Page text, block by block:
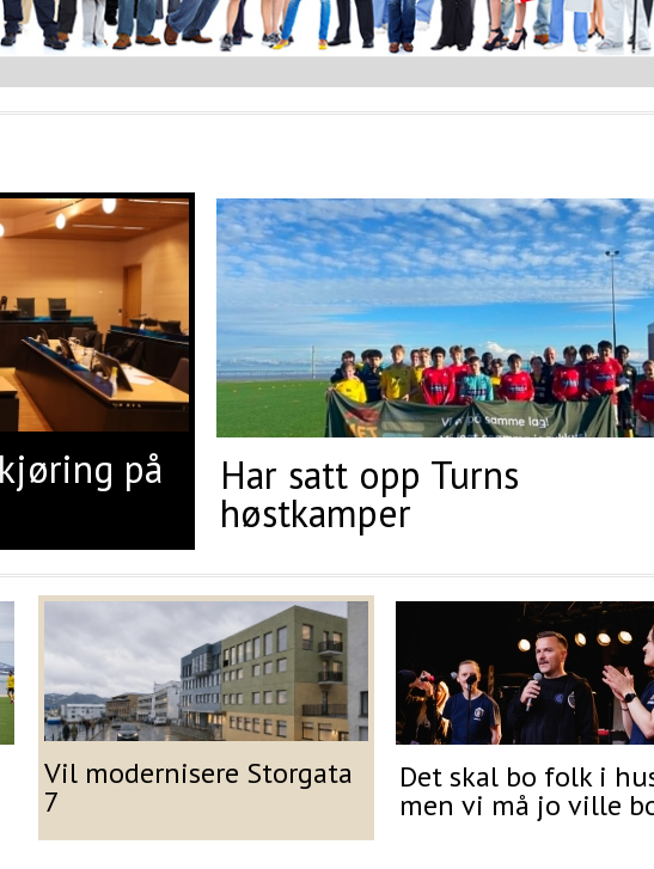
på Har satt opp Turns
høstkamper
Vil modernisere Storgata
7
Det skal bo folk i
men vi må jo ville